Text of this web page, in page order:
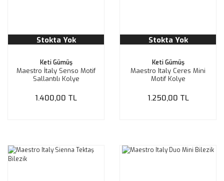
Stokta Yok
Keti Gümüş
Maestro İtaly Senso Motif
Sallantılı Kolye
1.400,00 TL
Stokta Yok
Keti Gümüş
Maestro Italy Ceres Mini
Motif Kolye
1.250,00 TL